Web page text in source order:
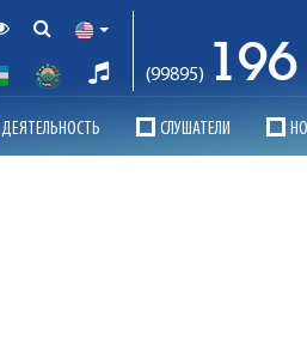
(99895)
ДЕЯТЕЛЬНОСТЬ СЛУШАТЕЛИ